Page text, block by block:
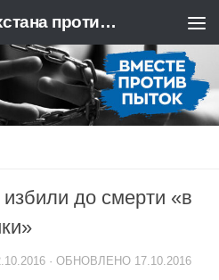
Коалиция НПО Казахстана против пыток
до смерти «в
· ОБНОВЛЕНО 17.10.2016